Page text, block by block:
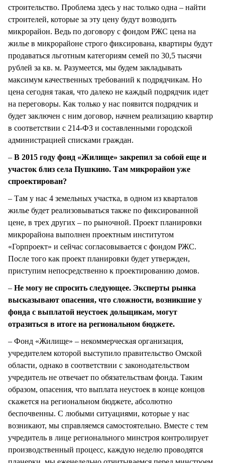
строительство. Проблема здесь у нас только одна – найти
строителей, которые за эту цену будут возводить
микрорайон. Ведь по договору с фондом РЖС цена на
жилье в микрорайоне строго фиксирована, квартиры будут
продаваться льготным категориям семей по 30,5 тысячи
рублей за кв. м. Разумеется, мы будем закладывать
максимум качественных требований к подрядчикам. Но
цена сегодня такая, что далеко не каждый подрядчик идет
на переговоры. Как только у нас появится подрядчик и
будет заключен с ним договор, начнем реализацию квартир
в соответствии с 214-ФЗ и составленными городской
администрацией списками граждан.
– В 2015 году фонд «Жилище» закрепил за собой еще и
участок близ села Пушкино. Там микрорайон уже
спроектирован?
– Там у нас 4 земельных участка, в одном из кварталов
жилье будет реализовываться также по фиксированной
цене, в трех других – по рыночной. Проект планировки
микрорайона выполнен проектным институтом
«Горпроект» и сейчас согласовывается с фондом РЖС.
После того как проект планировки будет утвержден,
приступим непосредственно к проектированию домов.
– Не могу не спросить следующее. Эксперты рынка
высказывают опасения, что сложности, возникшие у
фонда с выплатой неустоек дольщикам, могут
отразиться в итоге на региональном бюджете.
– Фонд «Жилище» – некоммерческая организация,
учредителем которой выступило правительство Омской
области, однако в соответствии с законодательством
учредитель не отвечает по обязательствам фонда. Таким
образом, опасения, что выплата неустоек в конце концов
скажется на региональном бюджете, абсолютно
беспочвенны. С любыми ситуациями, которые у нас
возникают, мы справляемся самостоятельно. Вместе с тем
учредитель в лице регионального минстроя контролирует
производственный процесс, каждую неделю проводятся